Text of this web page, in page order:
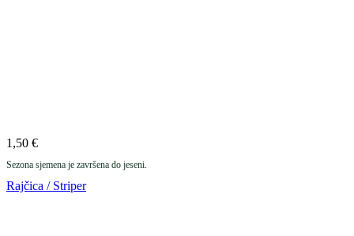
1,50 €
Sezona sjemena je završena do jeseni.
Rajčica / Striper